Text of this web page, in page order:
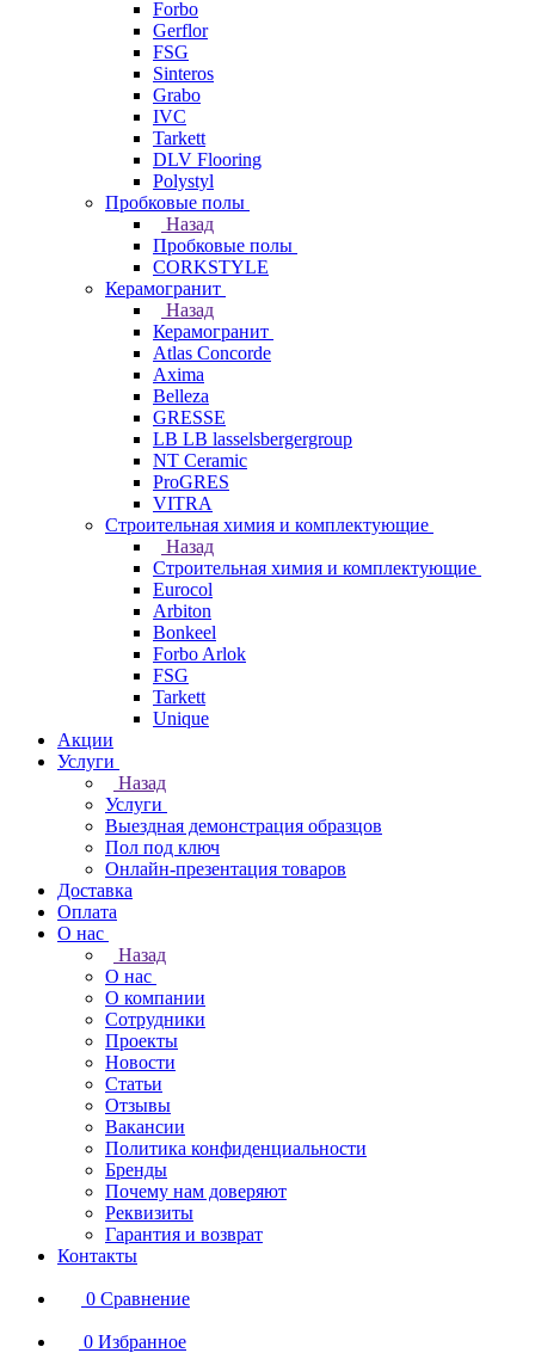
Forbo
Gerflor
FSG
Sinteros
Grabo
IVC
Tarkett
DLV Flooring
Polystyl
Пробковые полы
Назад
Пробковые полы
CORKSTYLE
Керамогранит
Назад
Керамогранит
Atlas Concorde
Axima
Belleza
GRESSE
LB LB lasselsbergergroup
NT Ceramic
ProGRES
VITRA
Строительная химия и комплектующие
Назад
Строительная химия и комплектующие
Eurocol
Arbiton
Bonkeel
Forbo Arlok
FSG
Tarkett
Unique
Акции
Услуги
Назад
Услуги
Выездная демонстрация образцов
Пол под ключ
Онлайн-презентация товаров
Доставка
Оплата
О нас
Назад
О нас
О компании
Сотрудники
Проекты
Новости
Статьи
Отзывы
Вакансии
Политика конфиденциальности
Бренды
Почему нам доверяют
Реквизиты
Гарантия и возврат
Контакты
0 Сравнение
0 Избранное